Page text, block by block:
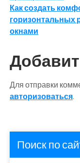
по
записям
Как создать
горизонтальных
окнами
Для отправки
авторизоваться.
Поиск по